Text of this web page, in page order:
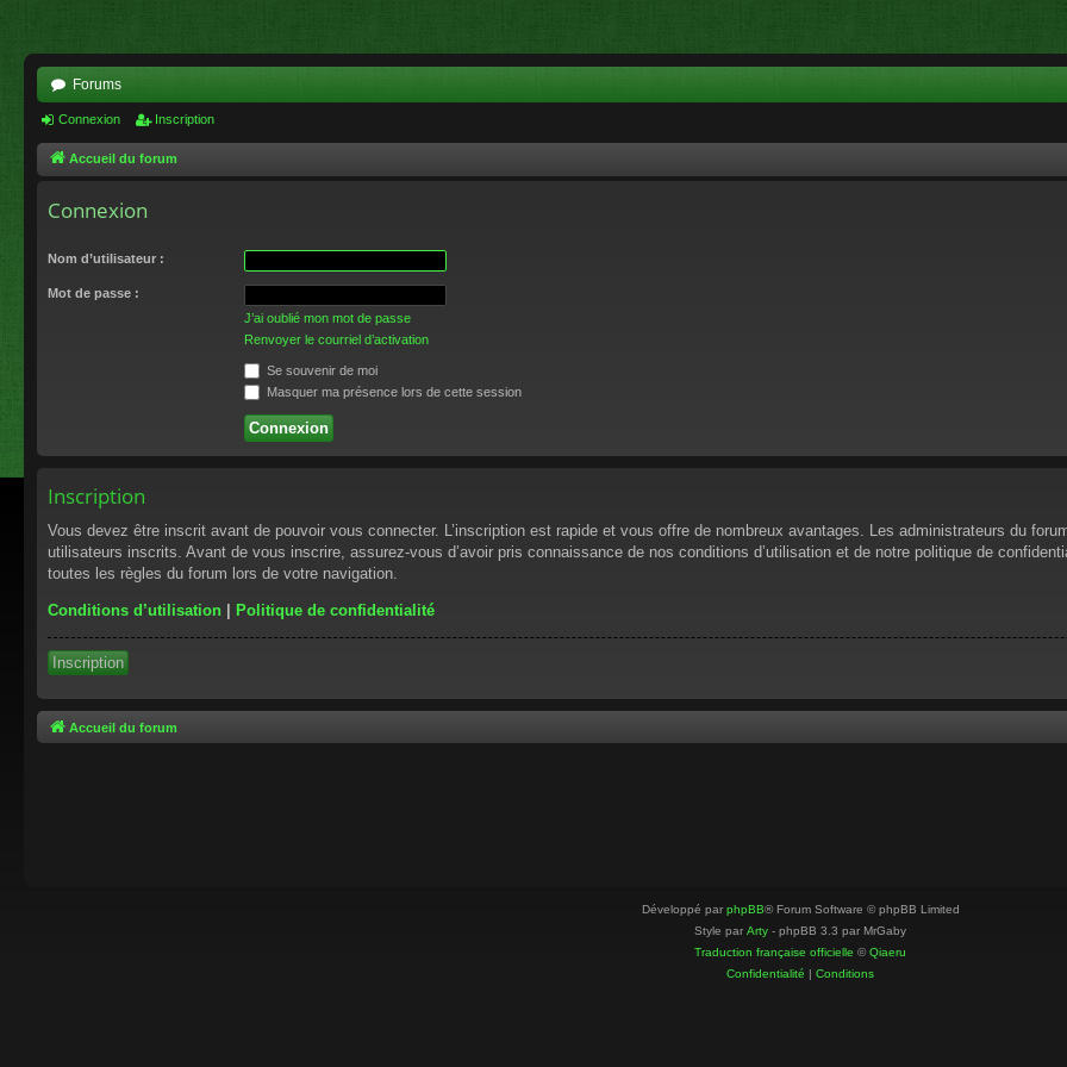
Forums
Connexion Inscription
Accueil du forum
Connexion
Nom d’utilisateur :
Mot de passe :
J’ai oublié mon mot de passe
Renvoyer le courriel d’activation
Se souvenir de moi
Masquer ma présence lors de cette session
Inscription
Vous devez être inscrit avant de pouvoir vous connecter. L’inscription est rapide et vous offre de nombreux avantages. Les administrateurs du
utilisateurs inscrits. Avant de vous inscrire, assurez-vous d’avoir pris connaissance de nos conditions d’utilisation et de notre politique de
toutes les règles du forum lors de votre navigation.
Conditions d’utilisation | Politique de confidentialité
Inscription
Accueil du forum
Développé par phpBB® Forum Software © phpBB Limited
Style par Arty - phpBB 3.3 par MrGaby
Traduction française officielle ©Qiaeru
Confidentialité | Conditions